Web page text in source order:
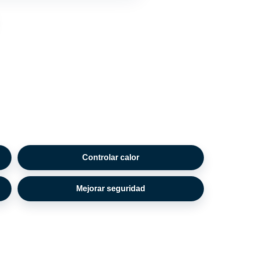
Controlar calor
Mejorar seguridad